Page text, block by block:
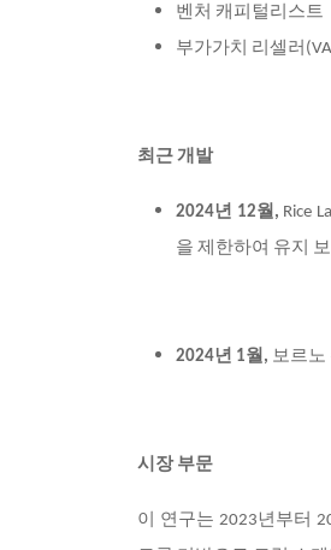
벤처 캐피털리스트
부가가치 리셀러
최근 개발
2024년 12월, Rice
을 제한하여 유지
2024년 1월, 보르노
시장 부문
이 연구는 2023년부터